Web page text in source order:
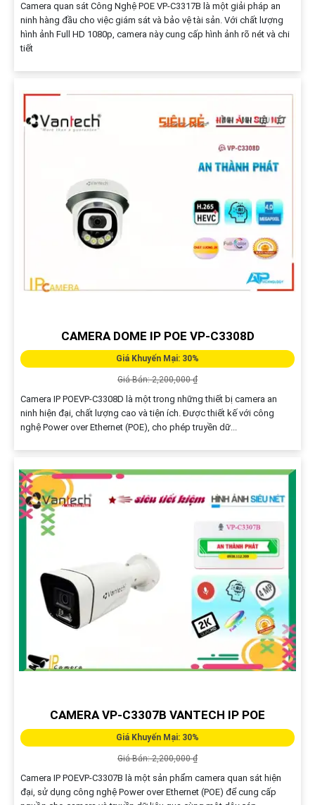
Camera quan sát Công Nghệ POE VP-C3317B là một giải pháp an
ninh hàng đầu cho việc giám sát và bảo vệ tài sản. Với chất lượng
hình ảnh Full HD 1080p, camera này cung cấp hình ảnh rõ nét và chi
tiết
CAMERA DOME IP POE VP-C3308D
Giá Khuyến Mại: 30%
Giá Bán: 2,200,000 ₫
Camera IP POEVP-C3308D là một trong những thiết bị camera an
ninh hiện đại, chất lượng cao và tiện ích. Được thiết kế với công
nghệ Power over Ethernet (POE), cho phép truyền dữ...
CAMERA VP-C3307B VANTECH IP POE
Giá Khuyến Mại: 30%
Giá Bán: 2,200,000 ₫
Camera IP POEVP-C3307B là một sản phẩm camera quan sát hiện
đại, sử dụng công nghệ Power over Ethernet (POE) để cung cấp